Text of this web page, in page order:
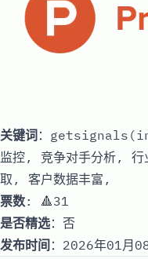
关键词 ：
监控, 竞争对手分析, 行
取, 客户数据丰富,
票数: 🔺31
是否精选：否
发布时间 ：2026年01月